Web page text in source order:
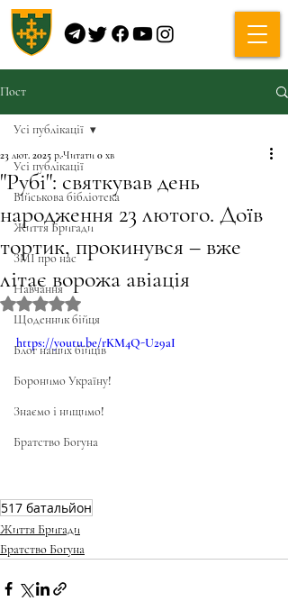
Пост
Усі публікації
Військова бібліотека
Життя Бригади
ЗМІ про нас
Навчання
Щоденник бійця
Блог наших бійців
Боронимо Україну!
Знаємо і нищимо!
Братство Богуна
Усі публікації
"Рубі": святкував день
народження 23 лютого. Доїв
тортик, прокинувся – вже
літає ворожа авіація
23 лют. 2025 р.Читати 0 хв
Оцінка: NaN з 5 зірок.
https://youtu.be/rKM4Q-U29aI
517 батальйон
Життя Бригади
Братство Богуна